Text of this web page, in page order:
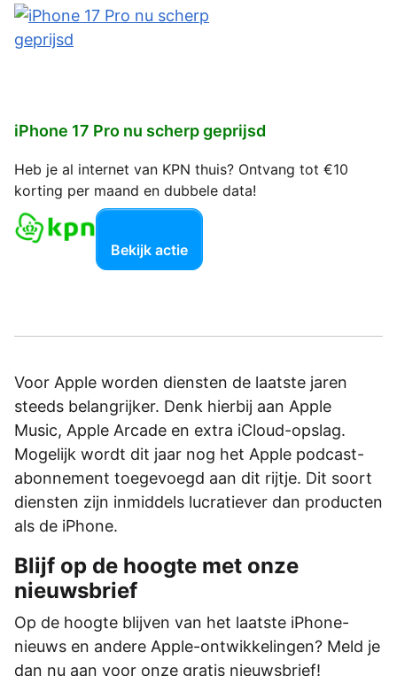
iPhone 17 Pro nu scherp geprijsd
Heb je al internet van KPN thuis? Ontvang tot €10
korting per maand en dubbele data!
Bekijk actie
Voor Apple worden diensten de laatste jaren
steeds belangrijker. Denk hierbij aan Apple
Music, Apple Arcade en extra iCloud-opslag.
Mogelijk wordt dit jaar nog het Apple podcast-
abonnement toegevoegd aan dit rijtje. Dit soort
diensten zijn inmiddels lucratiever dan producten
als de iPhone.
Blijf op de hoogte met onze
nieuwsbrief
Op de hoogte blijven van het laatste iPhone-
nieuws en andere Apple-ontwikkelingen? Meld je
dan nu aan voor onze gratis nieuwsbrief!